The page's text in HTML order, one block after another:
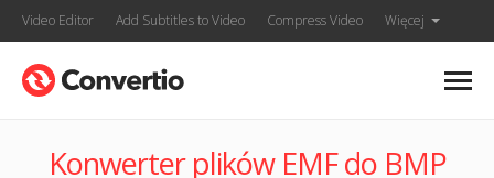
Video Editor Add Subtitles to Video Compress Video Więcej
Konwerter plików EMF do BMP